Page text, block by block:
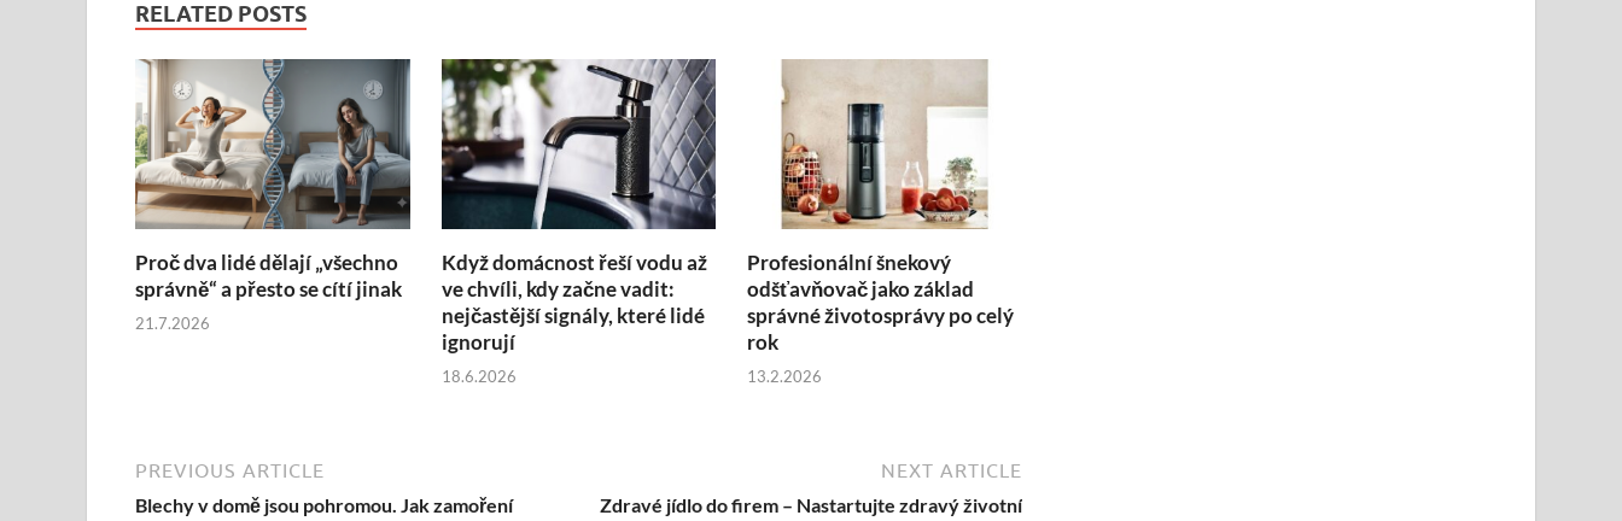
RELATED POSTS
Proč dva lidé dělají „všechno
správně“ a přesto se cítí jinak
21.7.2026
Když domácnost řeší vodu až
ve chvíli, kdy začne vadit:
nejčastější signály, které lidé
ignorují
18.6.2026
Profesionální šnekový
odšťavňovač jako základ
správné životosprávy po celý
rok
13.2.2026
PREVIOUS ARTICLE
Blechy v domě jsou pohromou. Jak zamoření
NEXT ARTICLE
Zdravé jídlo do firem – Nastartujte zdravý životní